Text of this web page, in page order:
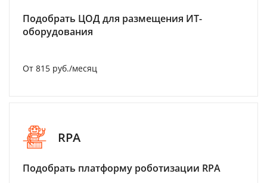
Подобрать ЦОД для размещения ИТ-
оборудования
От 815 руб./месяц
RPA
Подобрать платформу роботизации RPA